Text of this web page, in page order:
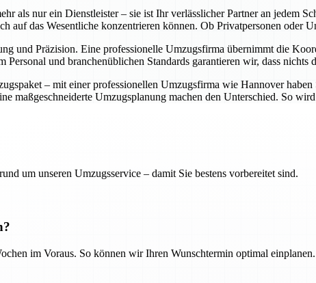
als nur ein Dienstleister – sie ist Ihr verlässlicher Partner an jedem
auf das Wesentliche konzentrieren können. Ob Privatpersonen oder
und Präzision. Eine professionelle Umzugsfirma übernimmt die
und branchenüblichen Standards garantieren wir, dass nichts
– mit einer professionellen Umzugsfirma wie Hannover
maßgeschneiderte Umzugsplanung machen den Unterschied. So
um unseren Umzugsservice – damit Sie bestens vorbereitet sind.
im Voraus. So können wir Ihren Wunschtermin optimal einplanen.